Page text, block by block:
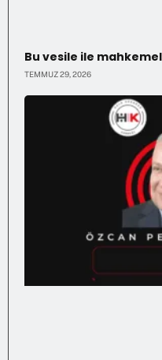
Bu vesile ile
TEMMUZ 29, 2026